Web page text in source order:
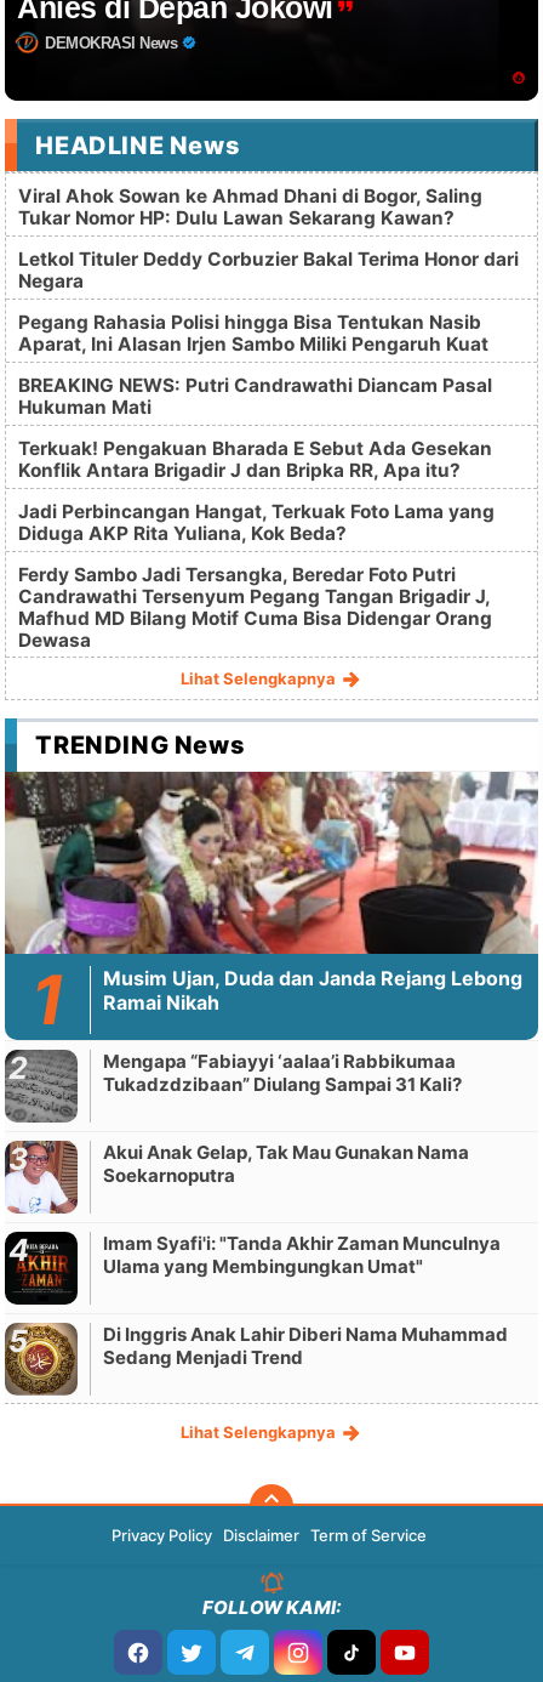
Anies di Depan Jokowi
DEMOKRASI News
HEADLINE News
Viral Ahok Sowan ke Ahmad Dhani di Bogor, Saling
Tukar Nomor HP: Dulu Lawan Sekarang Kawan?
Letkol Tituler Deddy Corbuzier Bakal Terima Honor dari
Negara
Pegang Rahasia Polisi hingga Bisa Tentukan Nasib
Aparat, Ini Alasan Irjen Sambo Miliki Pengaruh Kuat
BREAKING NEWS: Putri Candrawathi Diancam Pasal
Hukuman Mati
Terkuak! Pengakuan Bharada E Sebut Ada Gesekan
Konflik Antara Brigadir J dan Bripka RR, Apa itu?
Jadi Perbincangan Hangat, Terkuak Foto Lama yang
Diduga AKP Rita Yuliana, Kok Beda?
Ferdy Sambo Jadi Tersangka, Beredar Foto Putri
Candrawathi Tersenyum Pegang Tangan Brigadir J,
Mafhud MD Bilang Motif Cuma Bisa Didengar Orang
Dewasa
Lihat Selengkapnya
TRENDING News
Musim Ujan, Duda dan Janda Rejang Lebong
Ramai Nikah
Mengapa “Fabiayyi ‘aalaa’i Rabbikumaa
Tukadzdzibaan” Diulang Sampai 31 Kali?
Akui Anak Gelap, Tak Mau Gunakan Nama
Soekarnoputra
Imam Syafi'i: "Tanda Akhir Zaman Munculnya
Ulama yang Membingungkan Umat"
Di Inggris Anak Lahir Diberi Nama Muhammad
Sedang Menjadi Trend
Lihat Selengkapnya
Privacy Policy Disclaimer Term of Service
FOLLOW KAMI: